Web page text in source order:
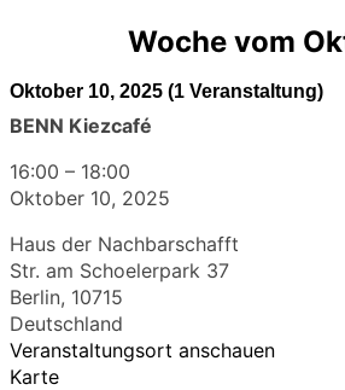
Woche vom
Oktober 10, 2025 (1 Veranstaltung)
BENN Kiezcafé
16:00 – 18:00
Oktober 10, 2025
Haus der Nachbarschafft
Str. am Schoelerpark 37
Berlin, 10715
Deutschland
Veranstaltungsort anschauen
Karte